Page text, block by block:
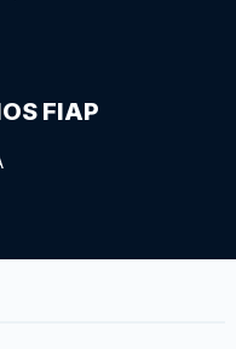
FIAP